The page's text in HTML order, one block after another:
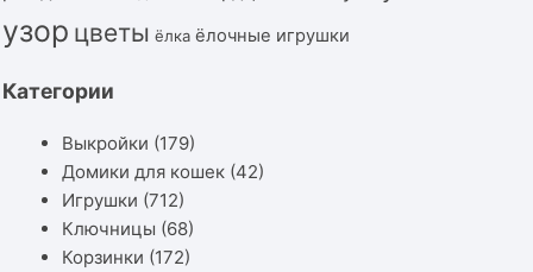
узор цветы ёлка ёлочные игрушки
Категории
Выкройки (179)
Домики для кошек (42)
Игрушки (712)
Ключницы (68)
Корзинки (172)